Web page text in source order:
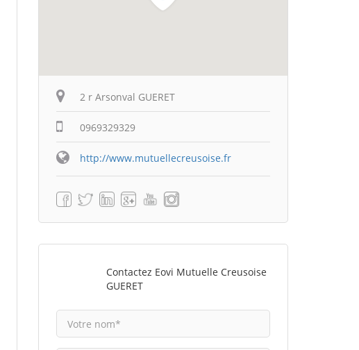
2 r Arsonval GUERET
0969329329
http://www.mutuellecreusoise.fr
Contactez Eovi Mutuelle Creusoise
GUERET